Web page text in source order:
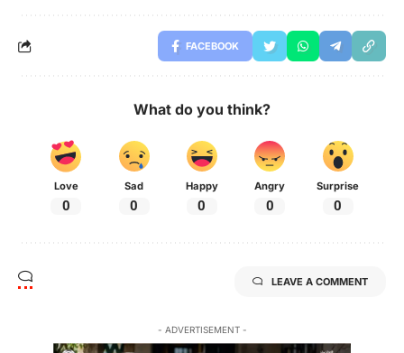
FACEBOOK
What do you think?
Love
0
Sad
0
Happy
0
Angry
0
Surprise
0
LEAVE A COMMENT
- ADVERTISEMENT -